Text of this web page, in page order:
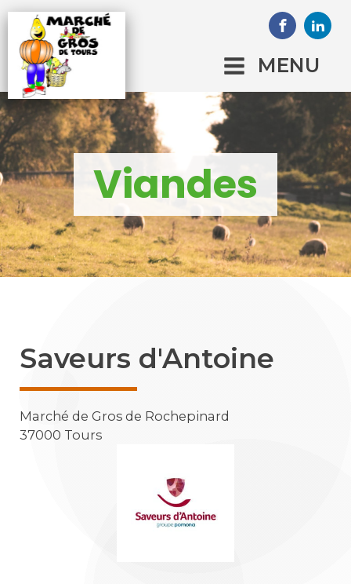
MENU
Viandes
Saveurs d'Antoine
Marché de Gros de Rochepinard
37000 Tours